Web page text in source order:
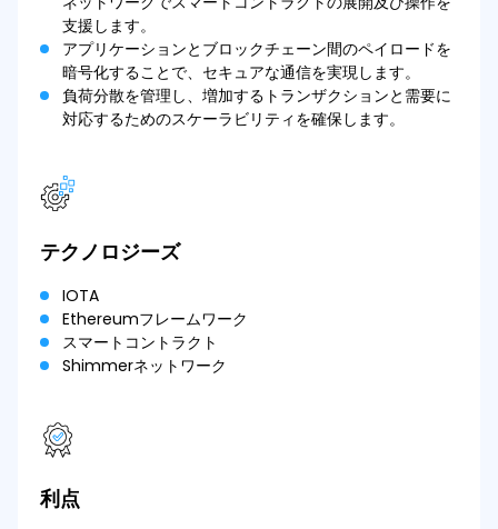
支援します。
アプリケーションとブロックチェーン間のペイロードを
暗号化することで、セキュアな通信を実現します。
負荷分散を管理し、増加するトランザクションと需要に
対応するためのスケーラビリティを確保します。
テクノロジーズ
IOTA
Ethereumフレームワーク
スマートコントラクト
Shimmerネットワーク
利点